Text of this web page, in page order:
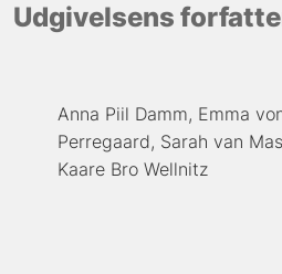
Udgivelsens
Anna Piil Damm Emma
Perregaard Sarah van
Kaare Bro Wellnitz